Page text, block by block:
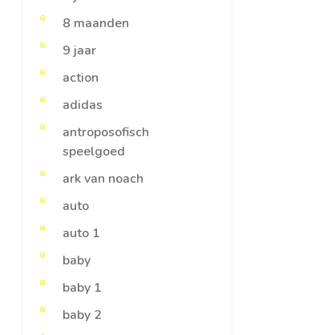
8 maanden
9 jaar
action
adidas
antroposofisch
speelgoed
ark van noach
auto
auto 1
baby
baby 1
baby 2